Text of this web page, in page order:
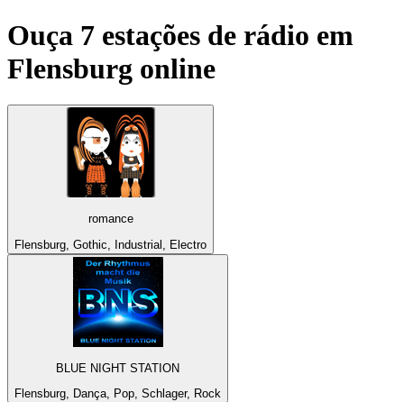
Ouça 7 estações de rádio em
Flensburg online
romance
Flensburg, Gothic, Industrial, Electro
BLUE NIGHT STATION
Flensburg, Dança, Pop, Schlager, Rock